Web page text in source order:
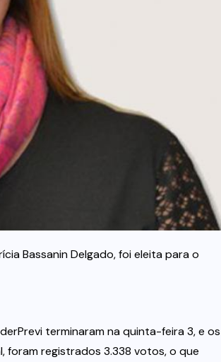
Bassanin Delgado, foi eleita para o
terminaram na quinta-feira 3, e os
foram registrados 3.338 votos, o que